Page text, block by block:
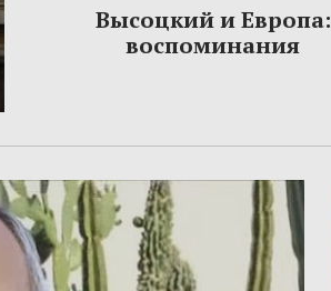
Высоцкий и Европа:
воспоминания